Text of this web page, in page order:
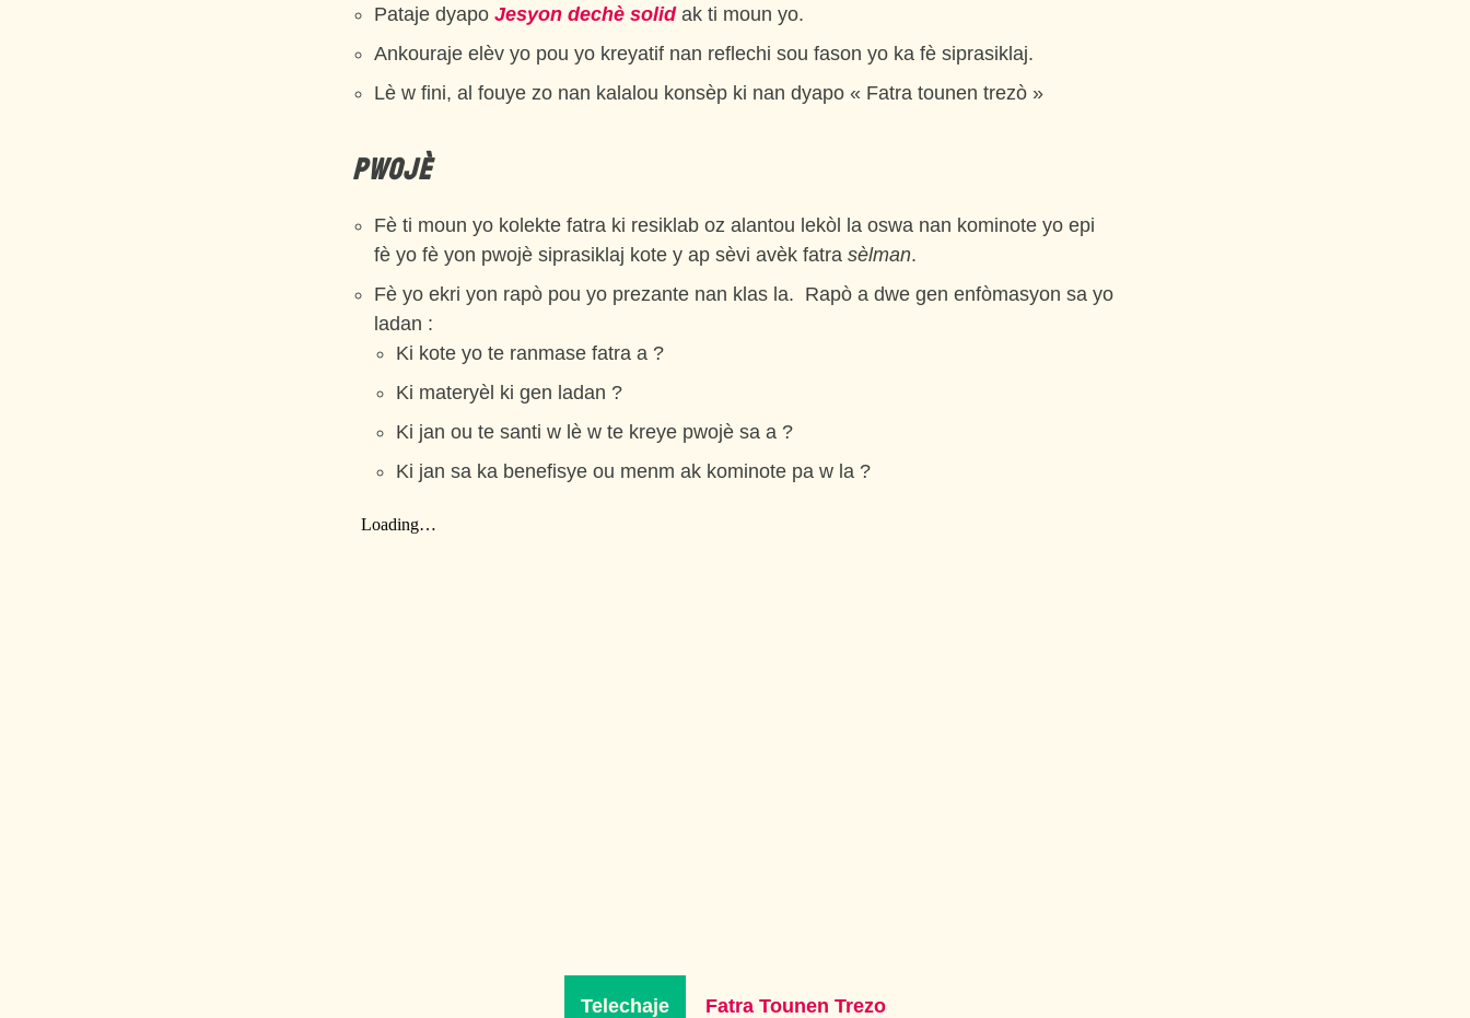
Pataje dyapo Jesyon dechè solidak ti moun yo.
Ankouraje elèv yo pou yo kreyatif nan reflechi sou fason yo ka fè siprasiklaj.
Lè w fini, al fouye zo nan kalalou konsèp ki nan dyapo « Fatra tounen trezò »
PWOJÈ
Fè ti moun yo kolekte fatra ki resiklab oz alantou lekòl la oswa nan kominote yo epi
fè yo fè yon pwojè siprasiklaj kote y ap sèvi avèk fatra sèlman.
Fè yo ekri yon rapò pou yo prezante nan klas la. Rapò a dwe gen enfòmasyon sa yo
ladan :
Ki kote yo te ranmase fatra a ?
Ki materyèl ki gen ladan ?
Ki jan ou te santi w lè w te kreye pwojè sa a ?
Ki jan sa ka benefisye ou menm ak kominote pa w la ?
Fatra Tounen Trezo
Telechaje